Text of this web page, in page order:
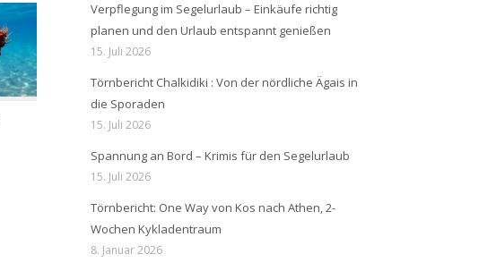
Verpflegung im Segelurlaub – Einkäufe richtig
planen und den Urlaub entspannt genießen
15. Juli 2026
Törnbericht Chalkidiki : Von der nördliche Ägais in
die Sporaden
15. Juli 2026
Spannung an Bord – Krimis für den Segelurlaub
15. Juli 2026
Törnbericht: One Way von Kos nach Athen, 2-
Wochen Kykladentraum
8. Januar 2026